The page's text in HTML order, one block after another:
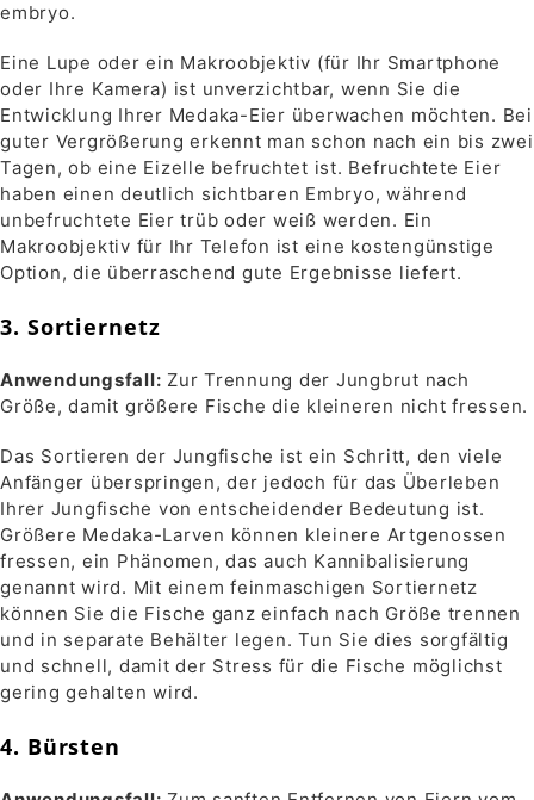
embryo.
Eine Lupe oder ein Makroobjektiv (für Ihr Smartphone
oder Ihre Kamera) ist unverzichtbar, wenn Sie die
Entwicklung Ihrer Medaka-Eier überwachen möchten. Bei
guter Vergrößerung erkennt man schon nach ein bis zwei
Tagen, ob eine Eizelle befruchtet ist. Befruchtete Eier
haben einen deutlich sichtbaren Embryo, während
unbefruchtete Eier trüb oder weiß werden. Ein
Makroobjektiv für Ihr Telefon ist eine kostengünstige
Option, die überraschend gute Ergebnisse liefert.
3. Sortiernetz
Anwendungsfall: Zur Trennung der Jungbrut nach
Größe, damit größere Fische die kleineren nicht fressen.
Das Sortieren der Jungfische ist ein Schritt, den viele
Anfänger überspringen, der jedoch für das Überleben
Ihrer Jungfische von entscheidender Bedeutung ist.
Größere Medaka-Larven können kleinere Artgenossen
fressen, ein Phänomen, das auch Kannibalisierung
genannt wird. Mit einem feinmaschigen Sortiernetz
können Sie die Fische ganz einfach nach Größe trennen
und in separate Behälter legen. Tun Sie dies sorgfältig
und schnell, damit der Stress für die Fische möglichst
gering gehalten wird.
4. Bürsten